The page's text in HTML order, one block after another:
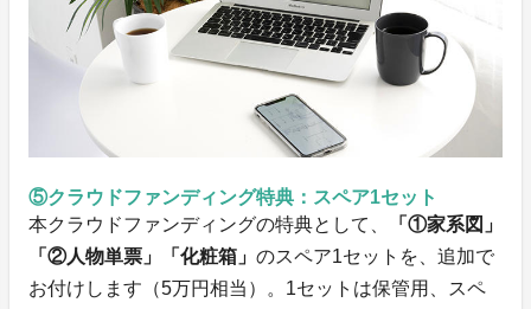
⑤クラウドファンディング特典：スペア1セット
本クラウドファンディングの特典として、
「①家系図」
「②人物単票」「化粧箱」 のスペア1セットを、追加で
お付けします（5万円相当）。1セットは保管用、スペ